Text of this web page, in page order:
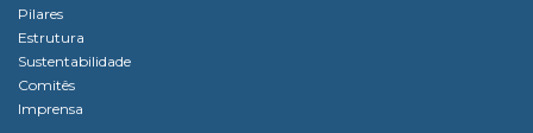
Pilares
Estrutura
Sustentabilidade
Comitês
Imprensa